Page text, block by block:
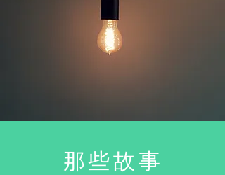
那些故事